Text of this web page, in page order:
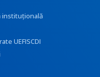
instituţională
UEFISCDI